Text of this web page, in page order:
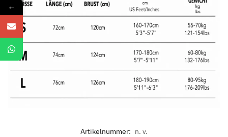
Artikelnummer: n. v.
←